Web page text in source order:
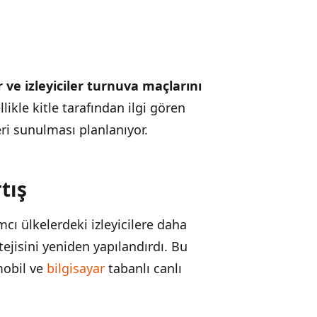
ve izleyiciler turnuva maçlarını
kitle tarafından ilgi gören
sunulması planlanıyor.
ülkelerdeki izleyicilere daha
yeniden yapılandırdı. Bu
ve bilgisayar tabanlı canlı